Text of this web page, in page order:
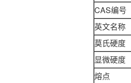
CAS编号
英文名称
莫氏硬度
显微硬度
熔点